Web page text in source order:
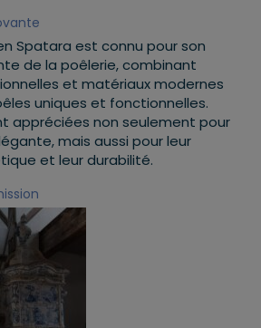
Spatara est connu pour son
de la poêlerie, combinant
et matériaux modernes
uniques et fonctionnelles.
appréciées non seulement pour
mais aussi pour leur
et leur durabilité.